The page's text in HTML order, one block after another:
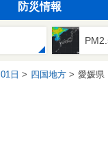
防災情報
01日 四国地方 愛媛県